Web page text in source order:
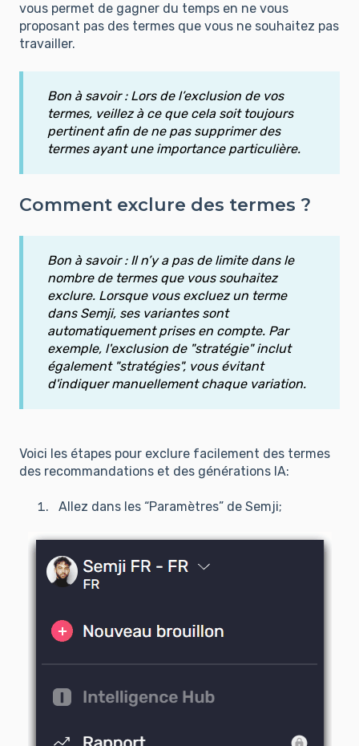
vous permet de gagner du temps en ne vous
proposant pas des termes que vous ne souhaitez pas
travailler.
Bon à savoir : Lors de l’exclusion de vos
termes, veillez à ce que cela soit toujours
pertinent afin de ne pas supprimer des
termes ayant une importance particulière.
Comment exclure des termes ?
Bon à savoir : Il n’y a pas de limite dans le
nombre de termes que vous souhaitez
exclure. Lorsque vous excluez un terme
dans Semji, ses variantes sont
automatiquement prises en compte. Par
exemple, l'exclusion de "stratégie" inclut
également "stratégies", vous évitant
d'indiquer manuellement chaque variation.
Voici les étapes pour exclure facilement des termes
des recommandations et des générations IA:
Allez dans les “Paramètres” de Semji;